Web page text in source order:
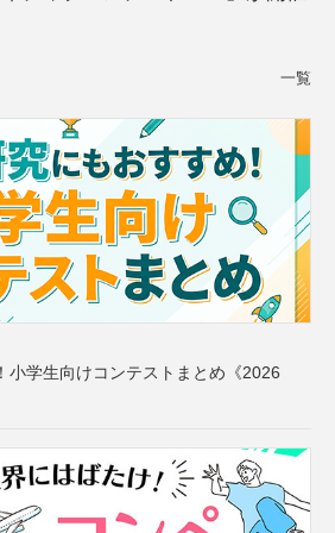
一覧
小学生向けコンテストまとめ《2026